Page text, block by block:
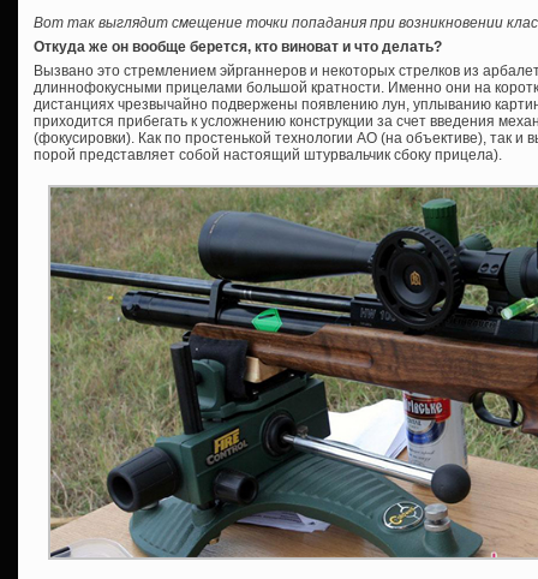
Вот так выглядит смещение точки попадания при возникновении
Откуда же он вообще берется, кто виноват и что делать?
Вызвано это стремлением эйрганнеров и некоторых стрелков из
длиннофокусными прицелами большой кратности. Именно они на
дистанциях чрезвычайно подвержены появлению лун, уплыванию
приходится прибегать к усложнению конструкции за счет введения
(фокусировки). Как по простенькой технологии АО (на объективе), так и
порой представляет собой настоящий штурвальчик сбоку прицела).